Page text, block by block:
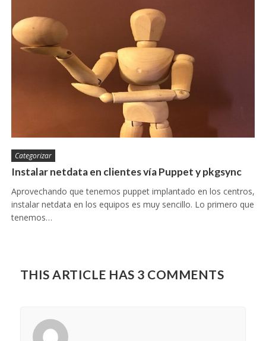
Categorizar
Instalar netdata en clientes vía Puppet y pkgsync
Aprovechando que tenemos puppet implantado en los centros,
instalar netdata en los equipos es muy sencillo. Lo primero que
tenemos…
THIS ARTICLE HAS 3 COMMENTS